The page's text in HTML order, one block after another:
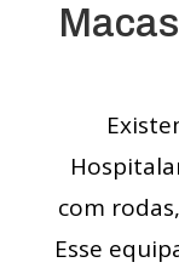
com
Esse